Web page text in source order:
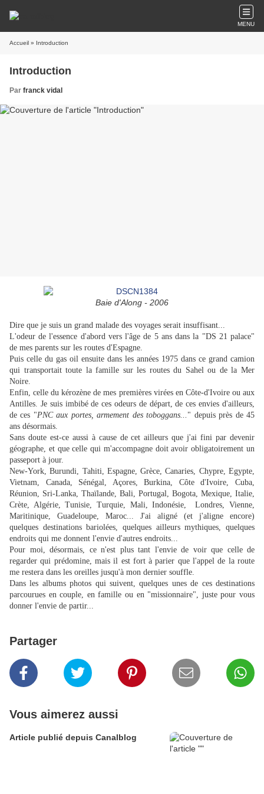
MENU
Accueil » Introduction
Introduction
Par franck vidal
Baie d'Along - 2006
Dire que je suis un grand malade des voyages serait insuffisant...
L'odeur de l'essence d'abord vers l'âge de 5 ans dans la "DS 21 palace"
de mes parents sur les routes d'Espagne.
Puis celle du gas oil ensuite dans les années 1975 dans ce grand camion
qui transportait toute la famille sur les routes du Sahel ou de la Mer
Noire.
Enfin, celle du kérozène de mes premières virées en Côte-d'Ivoire ou aux
Antilles. Je suis imbibé de ces odeurs de départ, de ces envies d'ailleurs,
de ces "PNC aux portes, armement des toboggans... " depuis près de 45
ans désormais.
Sans doute est-ce aussi à cause de cet ailleurs que j'ai fini par devenir
géographe, et que celle qui m'accompagne doit avoir obligatoirement un
passeport à jour.
New-York, Burundi, Tahiti, Espagne, Grèce, Canaries, Chypre, Egypte,
Vietnam, Canada, Sénégal, Açores, Burkina, Côte d'Ivoire, Cuba,
Réunion, Sri-Lanka, Thaïlande, Bali, Portugal, Bogota, Mexique, Italie,
Crète, Algérie, Tunisie, Turquie, Mali, Indonésie, Londres, Vienne,
Maritinique, Guadeloupe, Maroc... J'ai aligné (et j'aligne encore)
quelques destinations bariolées, quelques ailleurs mythiques, quelques
endroits qui me donnent l'envie d'autres endroits...
Pour moi, désormais, ce n'est plus tant l'envie de voir que celle de
regarder qui prédomine, mais il est fort à parier que l'appel de la route
me restera dans les oreilles jusqu'à mon dernier souffle.
Dans les albums photos qui suivent, quelques unes de ces destinations
parcourues en couple, en famille ou en "missionnaire", juste pour vous
donner l'envie de partir...
Partager
Vous aimerez aussi
Article publié depuis Canalblog